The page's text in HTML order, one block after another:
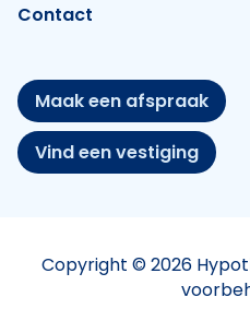
Contact
Maak een afspraak
Vind een vestiging
Copyright © 2026